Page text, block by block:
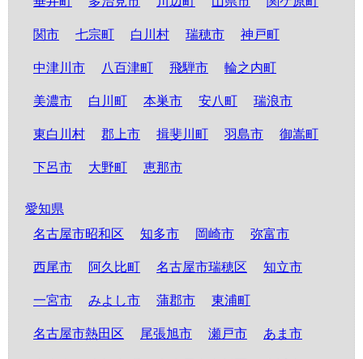
関市 七宗町 白川村 瑞穂市 神戸町
中津川市 八百津町 飛騨市 輪之内町
美濃市 白川町 本巣市 安八町 瑞浪市
東白川村 郡上市 揖斐川町 羽島市 御嵩町
下呂市 大野町 恵那市
愛知県
名古屋市昭和区
知多市 岡崎市 弥富市
西尾市 阿久比町 名古屋市瑞穂区 知立市
一宮市 みよし市 蒲郡市 東浦町
名古屋市熱田区 尾張旭市 瀬戸市 あま市